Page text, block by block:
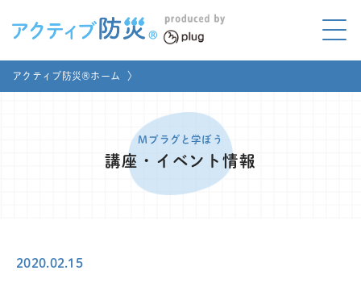
アクティブ防災とは?
家庭でやってみよう
メディア掲載
アクティブ防災®ホーム 〉
Mプラグと学ぼう
講座・イベント情報
2020.02.15